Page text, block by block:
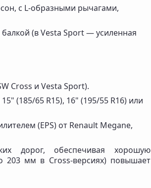
с L-образными рычагами,
(в Vesta Sport — усиленная
Cross и Vesta Sport).
(185/65 R15), 16" (195/55 R16) или
(EPS) от Renault Megane,
дорог, обеспечивая хорошую
203 мм в Cross-версиях) повышает